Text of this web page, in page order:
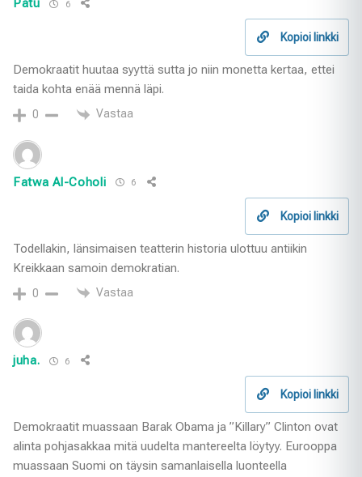
Patu 6
Kopioi linkki
Demokraatit huutaa syyttä sutta jo niin monetta kertaa, ettei
taida kohta enää mennä läpi.
0 Vastaa
Fatwa Al-Coholi 6
Kopioi linkki
Todellakin, länsimaisen teatterin historia ulottuu antiikin
Kreikkaan samoin demokratian.
0 Vastaa
juha. 6
Kopioi linkki
Demokraatit muassaan Barak Obama ja ”Killary” Clinton ovat
alinta pohjasakkaa mitä uudelta mantereelta löytyy. Eurooppa
muassaan Suomi on täysin samanlaisella luonteella